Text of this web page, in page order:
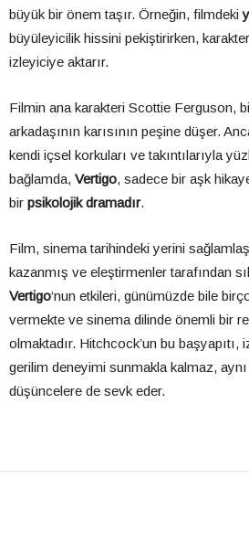
büyük bir önem taşır. Örneğin, filmdeki
büyüleyicilik hissini pekiştirirken,
izleyiciye aktarır.
Filmin ana karakteri Scottie Ferguson,
arkadaşının karısının peşine düşer.
kendi içsel korkuları ve takıntılarıyla
bağlamda, Vertigo, sadece bir aşk
bir psikolojik dramadır.
Film, sinema tarihindeki yerini
kazanmış ve eleştirmenler tarafından
Vertigo‘nun etkileri, günümüzde bile
vermekte ve sinema dilinde önemli bir
olmaktadır. Hitchcock’un bu başyapıtı,
gerilim deneyimi sunmakla kalmaz,
düşüncelere de sevk eder.